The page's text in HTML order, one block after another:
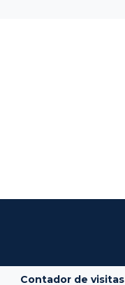
Contador de visitas